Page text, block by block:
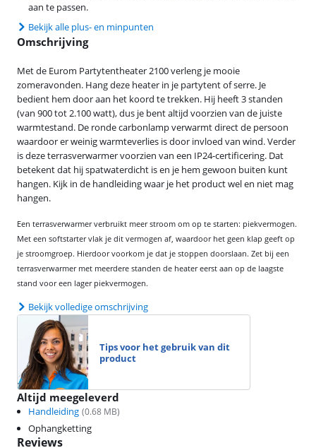
aan te passen.
Bekijk alle plus- en minpunten
Omschrijving
Met de Eurom Partytentheater 2100 verleng je mooie
zomeravonden. Hang deze heater in je partytent of serre. Je
bedient hem door aan het koord te trekken. Hij heeft 3 standen
(van 900 tot 2.100 watt), dus je bent altijd voorzien van de juiste
warmtestand. De ronde carbonlamp verwarmt direct de persoon
waardoor er weinig warmteverlies is door invloed van wind. Verder
is deze terrasverwarmer voorzien van een IP24-certificering. Dat
betekent dat hij spatwaterdicht is en je hem gewoon buiten kunt
hangen. Kijk in de handleiding waar je het product wel en niet mag
hangen.
Een terrasverwarmer verbruikt meer stroom om op te starten: piekvermogen.
Met een softstarter vlak je dit vermogen af, waardoor het geen klap geeft op
je stroomgroep. Hierdoor voorkom je dat je stoppen doorslaan. Zet bij een
terrasverwarmer met meerdere standen de heater eerst aan op de laagste
stand voor een lager piekvermogen.
Bekijk volledige omschrijving
Tips voor het gebruik van dit
product
Altijd meegeleverd
Handleiding (0.68 MB)
Ophangketting
Reviews